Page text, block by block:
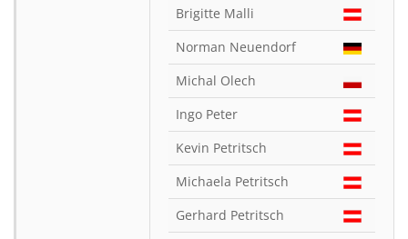
Brigitte Malli
Norman Neuendorf
Michal Olech
Ingo Peter
Kevin Petritsch
Michaela Petritsch
Gerhard Petritsch